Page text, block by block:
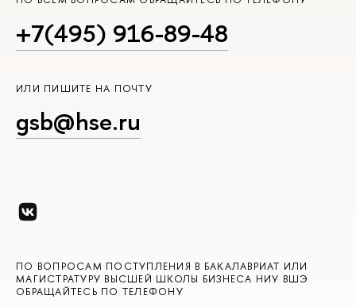
+7(495) 916-89-48
ИЛИ ПИШИТЕ НА ПОЧТУ
gsb@hse.ru
ПО ВОПРОСАМ ПОСТУПЛЕНИЯ В БАКАЛАВРИАТ ИЛИ
МАГИСТРАТУРУ ВЫСШЕЙ ШКОЛЫ БИЗНЕСА НИУ ВШЭ
ОБРАЩАЙТЕСЬ ПО ТЕЛЕФОНУ